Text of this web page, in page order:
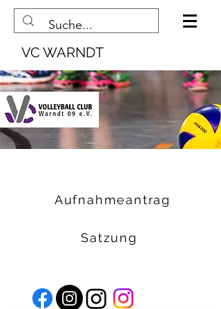
VC WARNDT
Aufnahmeantrag
Satzung